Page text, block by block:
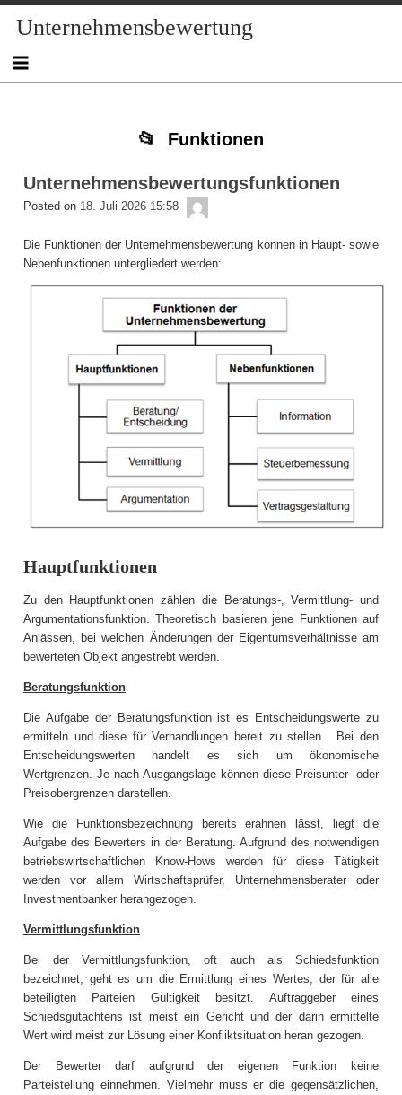
to
to
to
NAV_MENU-
to
NAV_MENU-
to
NAV_MENU-
to
NAV_MENU-
to
MSCHANDL
to
to
to
Unternehmensbewertung
Funktionen
Unternehmensbewertungsfunktionen
Posted on 18. Juli 2026 15:58
Die Funktionen der Unternehmensbewertung können in Haupt- sowie
Nebenfunktionen untergliedert werden:
Hauptfunktionen
Zu den Hauptfunktionen zählen die Beratungs-, Vermittlung- und
Argumentationsfunktion. Theoretisch basieren jene Funktionen auf
Anlässen, bei welchen Änderungen der Eigentumsverhältnisse am
bewerteten Objekt angestrebt werden.
Beratungsfunktion
Die Aufgabe der Beratungsfunktion ist es Entscheidungswerte zu
ermitteln und diese für Verhandlungen bereit zu stellen. Bei den
Entscheidungswerten handelt es sich um ökonomische
Wertgrenzen. Je nach Ausgangslage können diese Preisunter- oder
Preisobergrenzen darstellen.
Wie die Funktionsbezeichnung bereits erahnen lässt, liegt die
Aufgabe des Bewerters in der Beratung. Aufgrund des notwendigen
betriebswirtschaftlichen Know-Hows werden für diese Tätigkeit
werden vor allem Wirtschaftsprüfer, Unternehmensberater oder
Investmentbanker herangezogen.
Vermittlungsfunktion
Bei der Vermittlungsfunktion, oft auch als Schiedsfunktion
bezeichnet, geht es um die Ermittlung eines Wertes, der für alle
beteiligten Parteien Gültigkeit besitzt. Auftraggeber eines
Schiedsgutachtens ist meist ein Gericht und der darin ermittelte
Wert wird meist zur Lösung einer Konfliktsituation heran gezogen.
Der Bewerter darf aufgrund der eigenen Funktion keine
Parteistellung einnehmen. Vielmehr muss er die gegensätzlichen,